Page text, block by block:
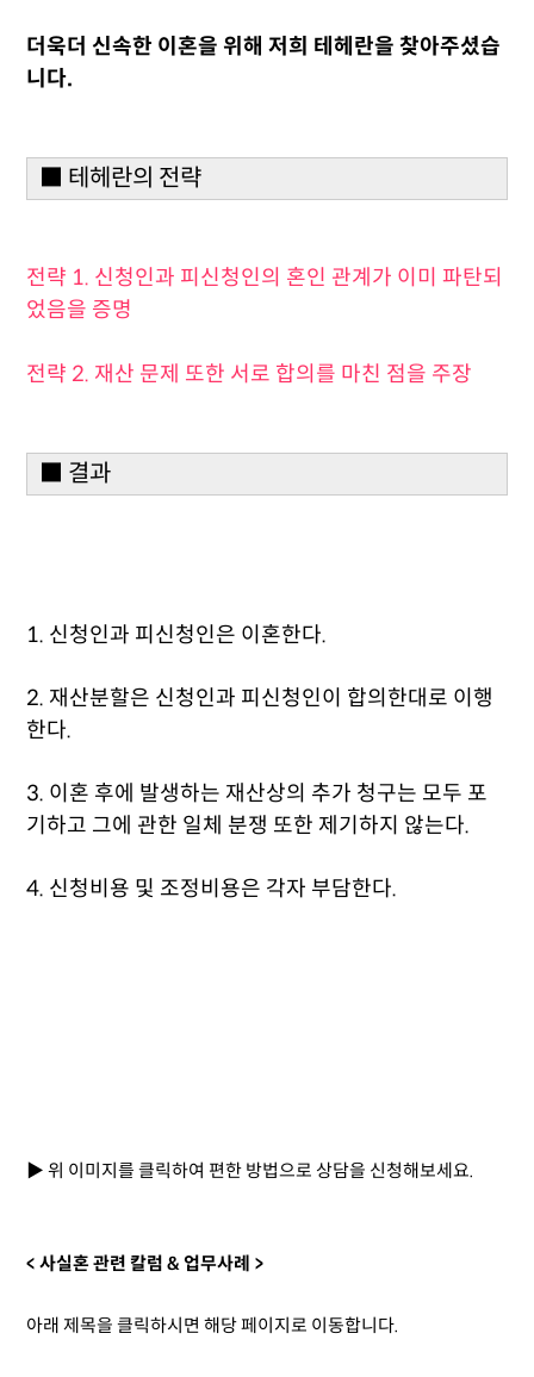
더욱더 신속한 이혼을 위해 저희 테헤란을 찾아주셨습
니다.
■ 테헤란의 전략
전략 1. 신청인과 피신청인의 혼인 관계가 이미 파탄되
었음을 증명
전략 2. 재산 문제 또한 서로 합의를 마친 점을 주장
■ 결과
1. 신청인과 피신청인은 이혼한다.
2. 재산분할은 신청인과 피신청인이 합의한대로 이행
한다.
3. 이혼 후에 발생하는 재산상의 추가 청구는 모두 포
기하고 그에 관한 일체 분쟁 또한 제기하지 않는다.
4. 신청비용 및 조정비용은 각자 부담한다.
▶ 위 이미지를 클릭하여 편한 방법으로 상담을 신청해보세요.
< 사실혼 관련 칼럼 & 업무사례 >
아래 제목을 클릭하시면 해당 페이지로 이동합니다.